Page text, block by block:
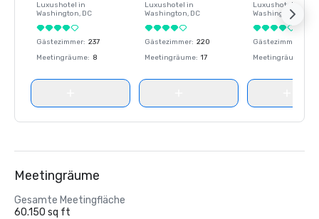
Luxushotel in
Washington, DC
Gästezimmer: 237
Meetingräume: 8
Luxushotel in
Washington, DC
Gästezimmer: 220
Meetingräume: 17
Luxushotel in
Washington
Gästezimmer
Meetingräume
Meetingräume
Gesamte Meetingfläche
60.150 sq ft